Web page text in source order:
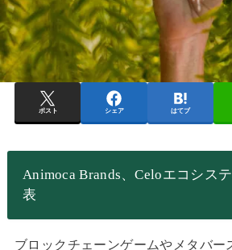
ポスト シェア はてブ
Animoca Brands、Celoエコシス
表
ブロックチェーンゲームやメタバー